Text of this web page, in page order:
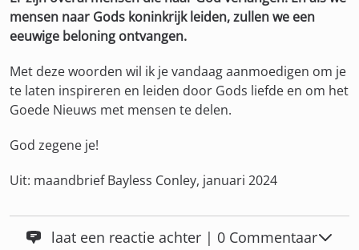
mensen naar Gods koninkrijk leiden, zullen we een
eeuwige beloning ontvangen.
Met deze woorden wil ik je vandaag aanmoedigen om je
te laten inspireren en leiden door Gods liefde en om het
Goede Nieuws met mensen te delen.
God zegene je!
Uit: maandbrief Bayless Conley, januari 2024
laat een reactie achter | 0 Commentaar